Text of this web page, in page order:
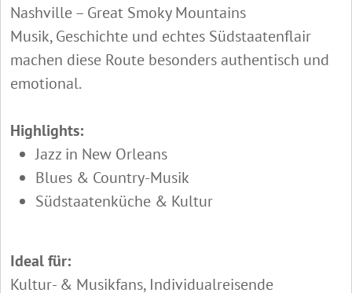
Nashville – Great Smoky Mountains
Musik, Geschichte und echtes Südstaatenflair
machen diese Route besonders authentisch und
emotional.
Highlights:
Jazz in New Orleans
Blues & Country-Musik
Südstaatenküche & Kultur
Ideal für:
Kultur- & Musikfans, Individualreisende